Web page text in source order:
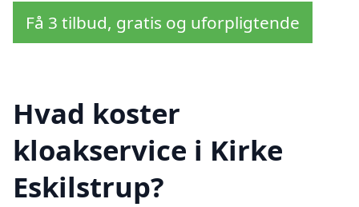
Få 3 tilbud, gratis og uforpligtende
Hvad koster
kloakservice i Kirke
Eskilstrup?